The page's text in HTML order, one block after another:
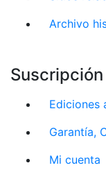
Archivo
Suscripción
Ediciones
Garantía,
Mi cuenta